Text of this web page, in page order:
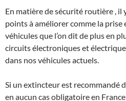
En matière de sécurité routière , il
points à améliorer comme la prise
véhicules que l’on dit de plus en
circuits électroniques et
dans nos véhicules actuels.
Si un extincteur est recommandé
en aucun cas obligatoire en